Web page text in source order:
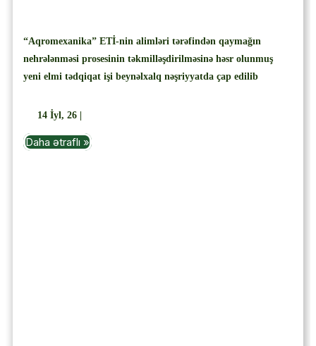
“Aqromexanika” ETİ-nin alimləri tərəfindən qaymağın
nehrələnməsi prosesinin təkmilləşdirilməsinə həsr olunmuş
yeni elmi tədqiqat işi beynəlxalq nəşriyyatda çap edilib
14 İyl, 26
Daha ətraflı »